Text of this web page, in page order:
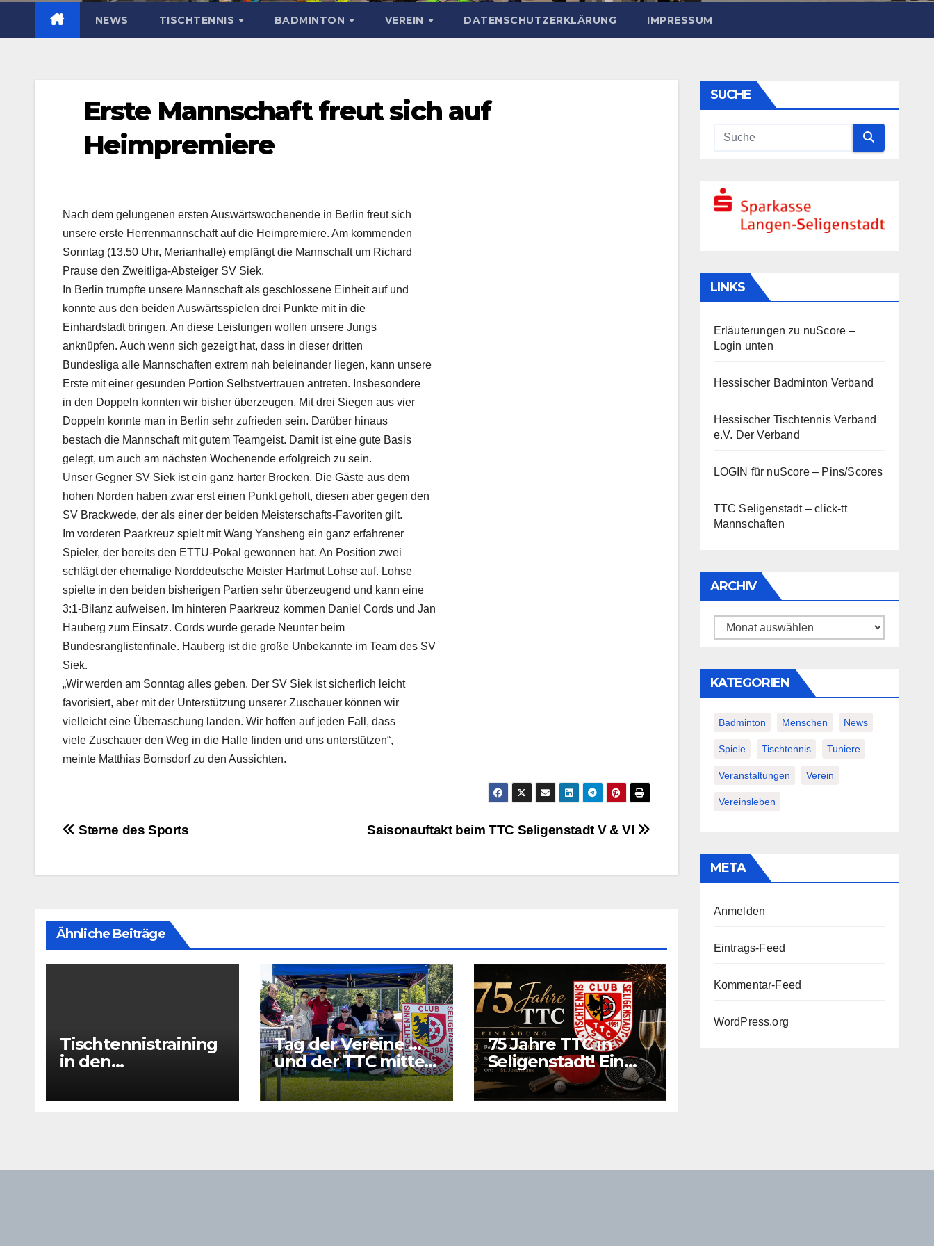
NEWS TISCHTENNIS BADMINTON VEREIN DATENSCHUTZERKLÄRUNG IMPRESSUM
Erste Mannschaft freut sich auf
Heimpremiere
Nach dem gelungenen ersten Auswärtswochenende in Berlin freut sich
unsere erste Herrenmannschaft auf die Heimpremiere. Am kommenden
Sonntag (13.50 Uhr, Merianhalle) empfängt die Mannschaft um Richard
Prause den Zweitliga-Absteiger SV Siek.
In Berlin trumpfte unsere Mannschaft als geschlossene Einheit auf und
konnte aus den beiden Auswärtsspielen drei Punkte mit in die
Einhardstadt bringen. An diese Leistungen wollen unsere Jungs
anknüpfen. Auch wenn sich gezeigt hat, dass in dieser dritten
Bundesliga alle Mannschaften extrem nah beieinander liegen, kann unsere
Erste mit einer gesunden Portion Selbstvertrauen antreten. Insbesondere
in den Doppeln konnten wir bisher überzeugen. Mit drei Siegen aus vier
Doppeln konnte man in Berlin sehr zufrieden sein. Darüber hinaus
bestach die Mannschaft mit gutem Teamgeist. Damit ist eine gute Basis
gelegt, um auch am nächsten Wochenende erfolgreich zu sein.
Unser Gegner SV Siek ist ein ganz harter Brocken. Die Gäste aus dem
hohen Norden haben zwar erst einen Punkt geholt, diesen aber gegen den
SV Brackwede, der als einer der beiden Meisterschafts-Favoriten gilt.
Im vorderen Paarkreuz spielt mit Wang Yansheng ein ganz erfahrener
Spieler, der bereits den ETTU-Pokal gewonnen hat. An Position zwei
schlägt der ehemalige Norddeutsche Meister Hartmut Lohse auf. Lohse
spielte in den beiden bisherigen Partien sehr überzeugend und kann eine
3:1-Bilanz aufweisen. Im hinteren Paarkreuz kommen Daniel Cords und Jan
Hauberg zum Einsatz. Cords wurde gerade Neunter beim
Bundesranglistenfinale. Hauberg ist die große Unbekannte im Team des SV
Siek.
„Wir werden am Sonntag alles geben. Der SV Siek ist sicherlich leicht
favorisiert, aber mit der Unterstützung unserer Zuschauer können wir
vielleicht eine Überraschung landen. Wir hoffen auf jeden Fall, dass
viele Zuschauer den Weg in die Halle finden und uns unterstützen“,
meinte Matthias Bomsdorf zu den Aussichten.
Beitragsnavigation Saisonauftakt beim TTC Seligenstadt V & VI
Sterne des Sports
Ähnliche Beiträge
Tischtennistraining
in den
– 29.07 + 31.07 +
Tag der Vereine …
und der TTC mitten
drin
75 Jahre TTC in
Seligenstadt! Ein
Grund richtig zu
feiern.
SUCHE
LINKS
Erläuterungen zu nuScore –
Login unten
Hessischer Badminton Verband
Hessischer Tischtennis Verband
e.V. Der Verband
LOGIN für nuScore – Pins/Scores
TTC Seligenstadt – click-tt
Mannschaften
ARCHIV
Archiv
KATEGORIEN
Badminton Menschen News
Spiele Tischtennis Tuniere
Veranstaltungen Verein
Vereinsleben
META
Anmelden
Eintrags-Feed
Kommentar-Feed
WordPress.org